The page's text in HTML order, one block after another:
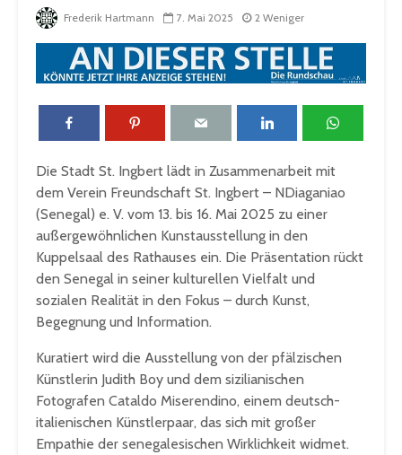
Frederik Hartmann 7. Mai 2025 2 Weniger
Die Stadt St. Ingbert lädt in Zusammenarbeit mit
dem Verein Freundschaft St. Ingbert – NDiaganiao
(Senegal) e. V. vom 13. bis 16. Mai 2025 zu einer
außergewöhnlichen Kunstausstellung in den
Kuppelsaal des Rathauses ein. Die Präsentation rückt
den Senegal in seiner kulturellen Vielfalt und
sozialen Realität in den Fokus – durch Kunst,
Begegnung und Information.
Kuratiert wird die Ausstellung von der pfälzischen
Künstlerin Judith Boy und dem sizilianischen
Fotografen Cataldo Miserendino, einem deutsch-
italienischen Künstlerpaar, das sich mit großer
Empathie der senegalesischen Wirklichkeit widmet.